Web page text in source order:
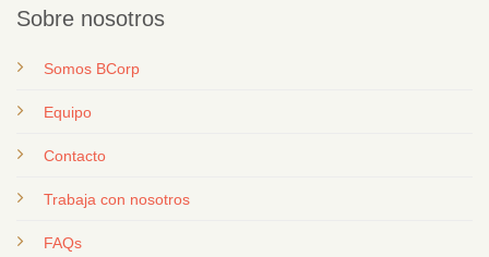
Sobre nosotros
Somos BCorp
Equipo
Contacto
Trabaja con nosotros
FAQs